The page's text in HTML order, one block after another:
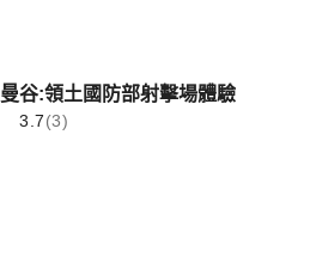
曼谷:領土國防部射擊場體驗
3.7(3)